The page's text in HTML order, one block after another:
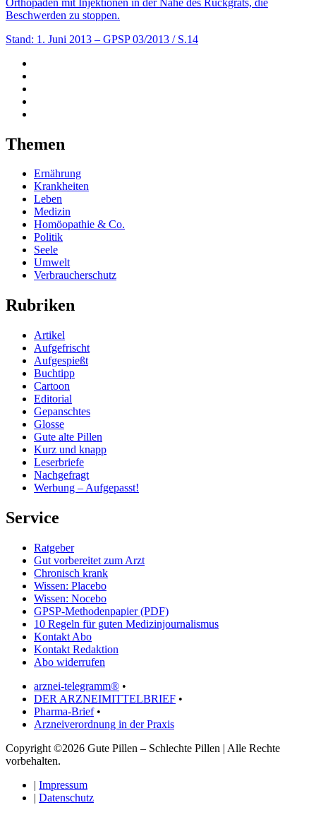
Beschwerden zu stoppen.
Stand: 1. Juni 2013 – GPSP 03/2013 / S.14
Themen
Ernährung
Krankheiten
Leben
Medizin
Homöopathie & Co.
Politik
Seele
Umwelt
Verbraucherschutz
Rubriken
Artikel
Aufgefrischt
Aufgespießt
Buchtipp
Cartoon
Editorial
Gepanschtes
Glosse
Gute alte Pillen
Kurz und knapp
Leserbriefe
Nachgefragt
Werbung – Aufgepasst!
Service
Ratgeber
Gut vorbereitet zum Arzt
Chronisch krank
Wissen: Placebo
Wissen: Nocebo
GPSP-Methodenpapier (PDF)
10 Regeln für guten Medizinjournalismus
Kontakt Abo
Kontakt Redaktion
Abo widerrufen
arznei-telegramm® •
DER ARZNEIMITTELBRIEF •
Pharma-Brief•
Arzneiverordnung in der Praxis
Copyright ©2026 Gute Pillen – Schlechte Pillen | Alle Rechte
vorbehalten.
| Impressum
| Datenschutz